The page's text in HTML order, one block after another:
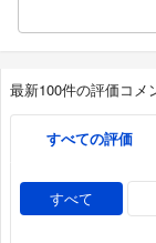
最新100件の評価コメ
すべての評価
すべて